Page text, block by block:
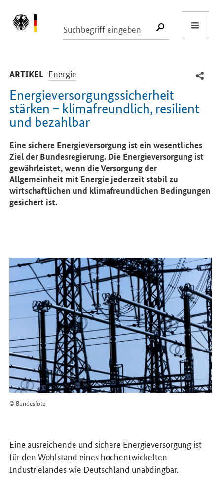
SUCHE
ARTIKEL -
Energie
Energieversorgungssicherheit
stärken – klimafreundlich, resilient
und bezahlbar
Einleitung
Eine sichere Energieversorgung ist ein wesentliches
Ziel der Bundesregierung. Die Energieversorgung ist
gewährleistet, wenn die Versorgung der
Allgemeinheit mit Energie jederzeit stabil zu
wirtschaftlichen und klimafreundlichen Bedingungen
gesichert ist.
© Bundesfoto
Eine ausreichende und sichere Energieversorgung ist
für den Wohlstand eines hochentwickelten
Industrielandes wie Deutschland unabdingbar.